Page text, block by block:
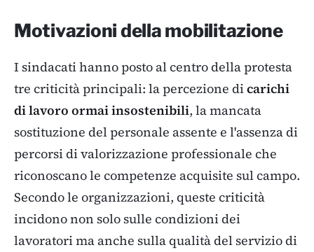
Motivazioni della mobilitazione
I sindacati hanno posto al centro della protesta
tre criticità principali: la percezione dicarichi
di lavoro ormai insostenibili, la mancata
sostituzione del personale assente e l'assenza di
percorsi di valorizzazione professionale che
riconoscano le competenze acquisite sul campo.
Secondo le organizzazioni, queste criticità
incidono non solo sulle condizioni dei
lavoratori ma anche sulla qualità del servizio di